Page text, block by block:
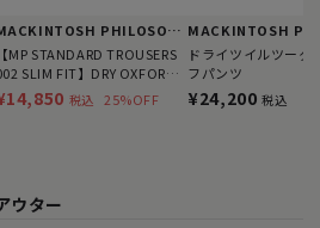
MACKINTOSH PHILOSOPHY
【MP STANDARD TROUSERS
SLIM FIT】DRY OXFORD
税込 25%OFF
ドライツイルツータ
フパンツ
¥24,200 税込
ウター